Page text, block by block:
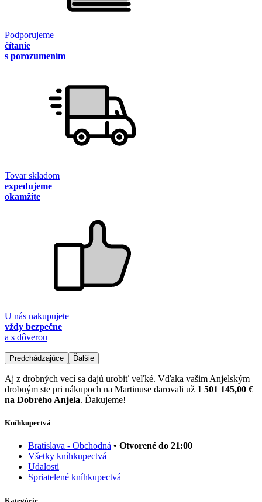
Podporujeme
čítanie
s porozumením
Tovar skladom
expedujeme
okamžite
U nás nakupujete
vždy bezpečne
a s dôverou
Predchádzajúce Ďalšie
Aj z drobných vecí sa dajú urobiť veľké. Vďaka vašim Anjelským
drobným ste pri nákupoch na Martinuse darovali už 1 501 145,00 €
na Dobrého Anjela. Ďakujeme!
Kníhkupectvá
Bratislava - Obchodná • Otvorené do 21:00
Všetky kníhkupectvá
Udalosti
Spriatelené kníhkupectvá